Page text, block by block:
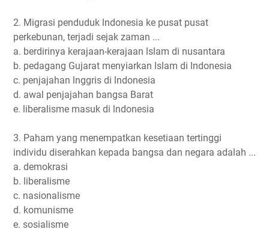
2. Migrasi penduduk lndonesia ke pusat pusat
perkebunan, terjadi sejak zaman ...
a. berdirinya kerajaan-kerajaan lslam di nusantara
b. pedagang Gujarat menyiarkan lslam di lndonesia
c. penjajahan lnggris di lndonesia
d. awal penjajahan bangsa Barat
e. liberalisme masuk di lndonesia
3. Paham yang menempatkan kesetiaan tertinggi
individu diserahkan kepada bangsa dan negara adalah ...
a. demokrasi
b. liberalisme
c. nasionalisme
d. komunisme
e. sosialisme